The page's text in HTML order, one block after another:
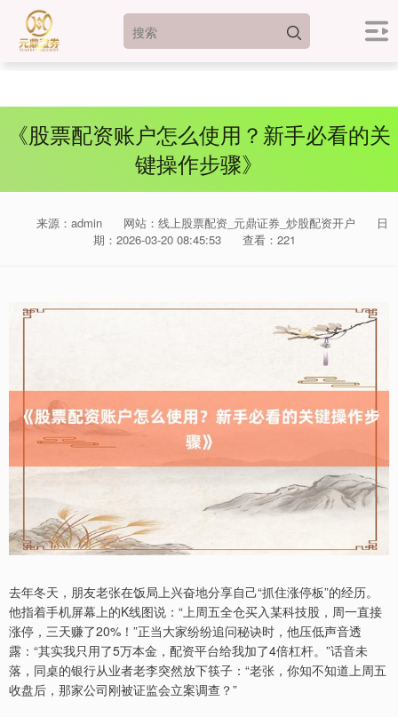
《股票配资账户怎么使用？新手必看的关
键操作步骤》
来源：admin 网站：线上股票配资_元鼎证券_炒股配资开户
日
期：2026-03-20 08:45:53
查看：221
去年冬天，朋友老张在饭局上兴奋地分享自己“抓住涨停板”的经历。
他指着手机屏幕上的K线图说：“上周五全仓买入某科技股，周一直接
涨停，三天赚了20%！”正当大家纷纷追问秘诀时，他压低声音透
露：“其实我只用了5万本金，配资平台给我加了4倍杠杆。”话音未
落，同桌的银行从业者老李突然放下筷子：“老张，你知不知道上周五
收盘后，那家公司刚被证监会立案调查？”